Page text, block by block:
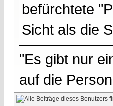
befürchtete
Sicht als die
"Es gibt nur
auf die